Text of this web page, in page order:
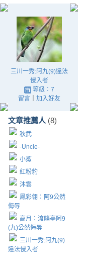
三川一秀:阿九(9)違法
侵入者
等級：7
留言｜ 加入好友
文章推薦人 (8)
秋武
-Uncle-
小鯊
紅粉豹
沐雲
鳳彩翎：阿9公然
侮辱
高月：流觴亭阿9
(九)公然侮辱
三川一秀:阿九(9)
違法侵入者